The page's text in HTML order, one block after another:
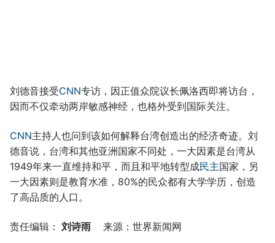
刘德音接受CNN专访，因正值众院议长佩洛西即将访台，
因而不仅牵动两岸敏感神经，也格外受到国际关注。
CNN主持人也问到该如何解释台湾创造出的经济奇迹。刘
德音说，台湾和其他亚洲国家不同处，一大因素是台湾从
1949年来一直维持和平，而且和平地转型成民主国家，另
一大因素则是教育水准，80%的民众都有大学学历，创造
了高品质的人口。
责任编辑： 刘诗雨 来源：世界新闻网